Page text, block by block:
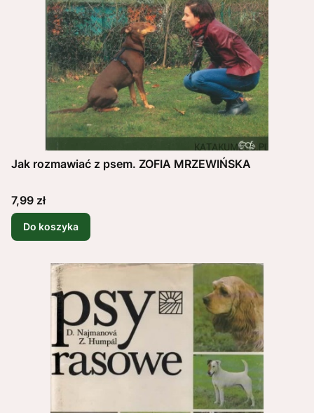
Jak rozmawiać z psem. ZOFIA MRZEWIŃSKA
Cena
7,99 zł
Do koszyka